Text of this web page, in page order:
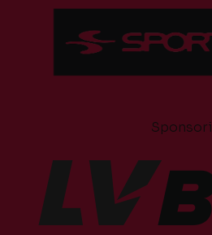
Sponsori